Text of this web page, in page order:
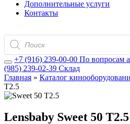
Дополнительные услуги
Контакты
Поиск
товаров
+7 (916) 239-00-00 По вопросам
(985) 239-02-39 Склад
Главная » Каталог
T2.5
Lensbaby Sweet 50 T2.5